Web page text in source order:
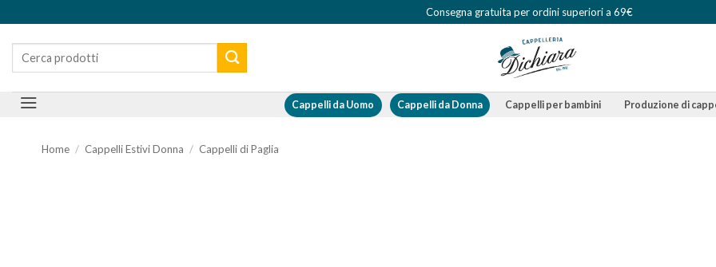
contenuti
Consegna gratuita per ordini superiori a 69€
Cerca:
Cappelli da Uomo Cappelli da Donna Cappelli per bambini Produzione di
Home / Cappelli Estivi Donna / Cappelli di Paglia